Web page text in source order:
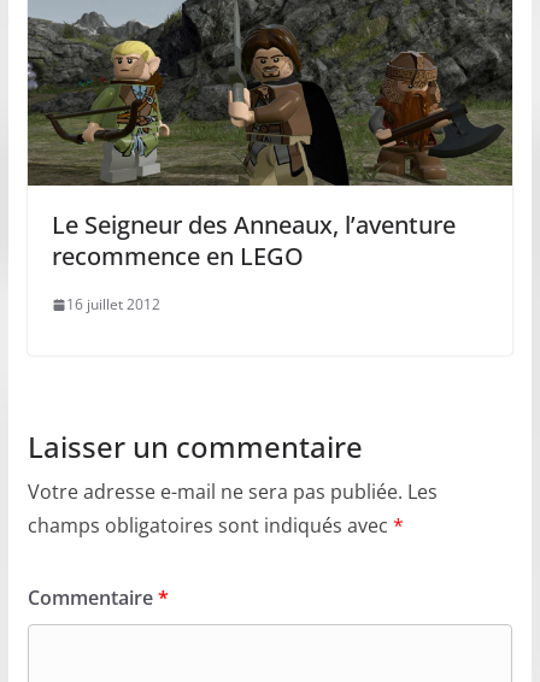
Le Seigneur des Anneaux, l’aventure
recommence en LEGO
16 juillet 2012
Laisser un commentaire
Votre adresse e-mail ne sera pas publiée. Les
champs obligatoires sont indiqués avec *
Commentaire*